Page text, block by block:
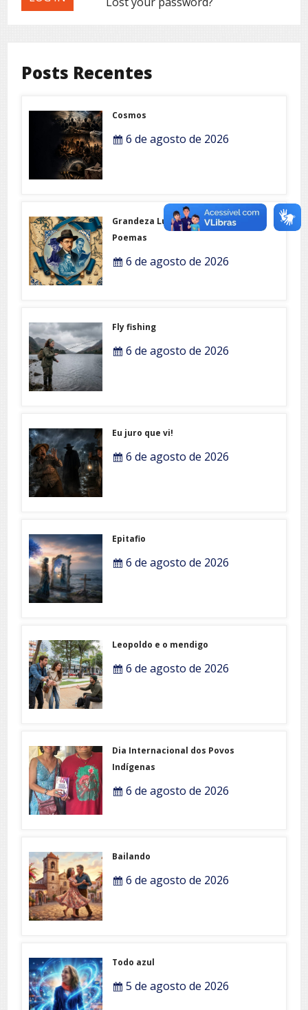
Posts Recentes
Cosmos
6 de agosto de 2026
Grandeza Lusófona e Expo-
Poemas
6 de agosto de 2026
Fly fishing
6 de agosto de 2026
Eu juro que vi!
6 de agosto de 2026
Epitafio
6 de agosto de 2026
Leopoldo e o mendigo
6 de agosto de 2026
Dia Internacional dos Povos
Indígenas
6 de agosto de 2026
Bailando
6 de agosto de 2026
Todo azul
5 de agosto de 2026